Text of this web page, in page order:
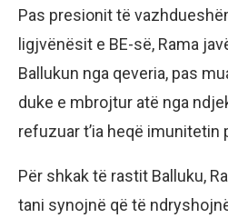
Pas presionit të
ligjvënësit e BE-së, Rama
Ballukun nga qeveria, pas
duke e mbrojtur atë nga
refuzuar t’ia heqë imunitetin
Për shkak të rastit Balluku,
tani synojnë që të